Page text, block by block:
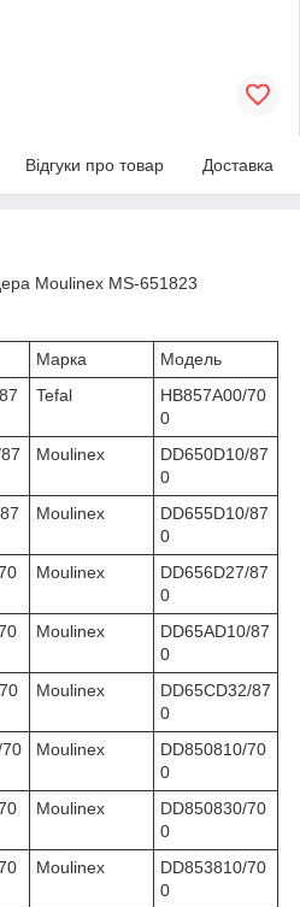
Відгуки про товар Доставка
Moulinex MS-651823
Марка
Модель
Tefal
HB857A00/70
0
Moulinex
DD650D10/87
0
Moulinex
DD655D10/87
0
Moulinex
DD656D27/87
0
Moulinex
DD65AD10/87
0
Moulinex
DD65CD32/87
0
70
Moulinex
DD850810/70
0
Moulinex
DD850830/70
0
Moulinex
DD853810/70
0